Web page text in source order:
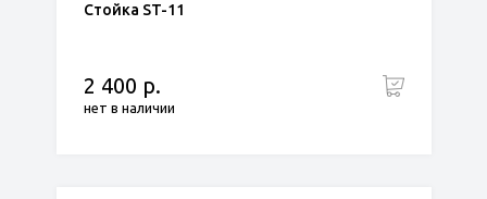
Стойка ST-11
2 400 р.
нет в наличии